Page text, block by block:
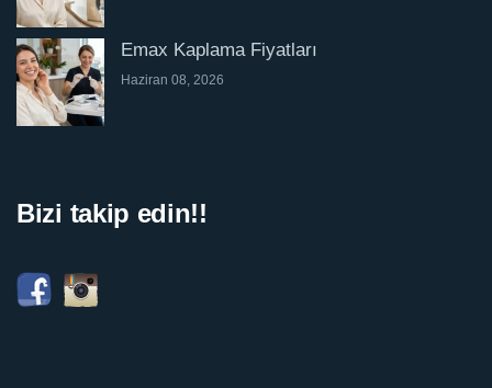
Emax Kaplama Fiyatları
Haziran 08, 2026
Bizi takip edin!!